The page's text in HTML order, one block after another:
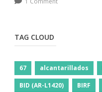
TAG CLOUD
67 alcantarillados
BID (AR-L1420) BIRF